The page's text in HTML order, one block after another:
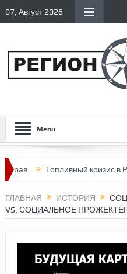
07, Август 2026
Menu
Топливный кризис в России
ГЛАВНАЯ ИСТОРИЯ
VS. СОЦИАЛЬНОЕ